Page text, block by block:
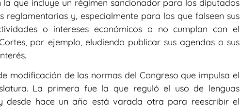
la que incluye un régimen sancionador para los diputados
reglamentarias y, especialmente para los que falseen sus
o intereses económicos o no cumplan con el
por ejemplo, eludiendo publicar sus agendas o sus
modificación de las normas del Congreso que impulsa el
La primera fue la que reguló el uso de lenguas
desde hace un año está varada otra para reescribir el